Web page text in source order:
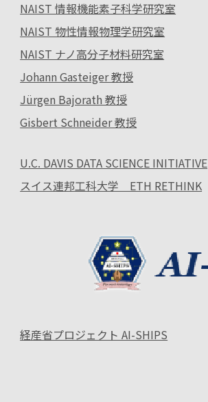
NAIST 情報機能素子科学研究室
NAIST 物性情報物理学研究室
NAIST ナノ高分子材料研究室
Johann Gasteiger 教授
Jürgen Bajorath 教授
Gisbert Schneider 教授
U.C. DAVIS DATA SCIENCE INITIATIVE
スイス連邦工科大学 ETH RETHINK
経産省プロジェクト AI-SHIPS